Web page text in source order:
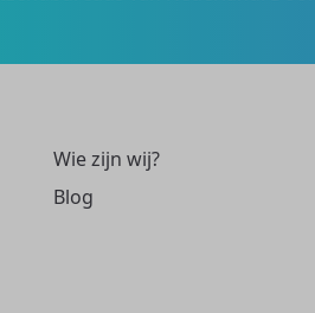
Wie zijn wij?
Blog